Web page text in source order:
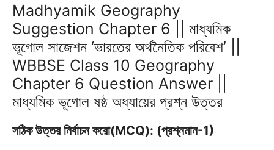
Madhyamik Geography
Suggestion Chapter 6 || মাধ্যমিক
ভূগোল সাজেশন ‘ভারতের অর্থনৈতিক পরিবেশ’ ||
WBBSE Class 10 Geography
Chapter 6 Question Answer ||
মাধ্যমিক ভূগোল ষষ্ঠ অধ্যায়ের প্রশ্ন উত্তর
সঠিক উত্তর নির্বাচন করো(MCQ): (প্রশ্নমান-1)